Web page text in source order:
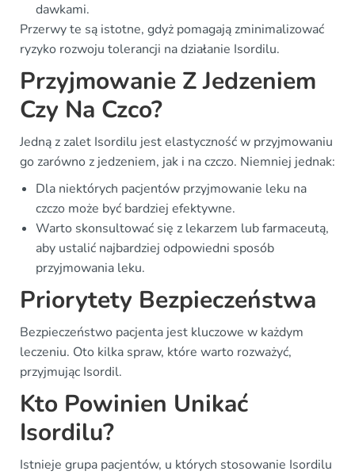
dawkami.
Przerwy te są istotne, gdyż pomagają zminimalizować
ryzyko rozwoju tolerancji na działanie Isordilu.
Przyjmowanie Z Jedzeniem
Czy Na Czco?
Jedną z zalet Isordilu jest elastyczność w przyjmowaniu
go zarówno z jedzeniem, jak i na czczo. Niemniej jednak:
Dla niektórych pacjentów przyjmowanie leku na
czczo może być bardziej efektywne.
Warto skonsultować się z lekarzem lub farmaceutą,
aby ustalić najbardziej odpowiedni sposób
przyjmowania leku.
Priorytety Bezpieczeństwa
Bezpieczeństwo pacjenta jest kluczowe w każdym
leczeniu. Oto kilka spraw, które warto rozważyć,
przyjmując Isordil.
Kto Powinien Unikać
Isordilu?
Istnieje grupa pacjentów, u których stosowanie Isordilu